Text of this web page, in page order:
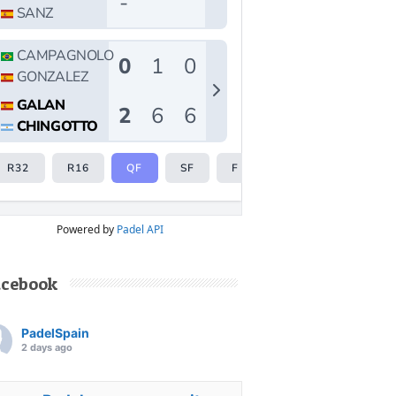
Powered by Padel API
PadelSpain
2 days ago